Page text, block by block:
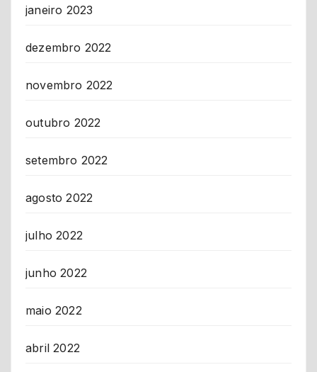
janeiro 2023
dezembro 2022
novembro 2022
outubro 2022
setembro 2022
agosto 2022
julho 2022
junho 2022
maio 2022
abril 2022